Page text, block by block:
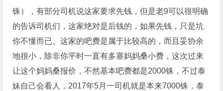
铢），有部分司机说这家要求先钱，但是老9可以很明确
的告诉司机们，这家绝对是后钱的，如果先钱，只是坑
你不懂而已。这家的吧费是属于比较高的，而且妥协余
地很小，除非你平时一直有多塞妈妈桑小费，这次过来
让这个妈妈桑报价，不然基本吧费都是2000铢，不过泰
妹自己会看人，2017年5月一司机就是本来7000铢，泰